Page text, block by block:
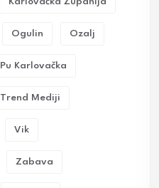
Ogulin Ozalj
Pu Karlovačka
Trend Mediji
Vik
Zabava